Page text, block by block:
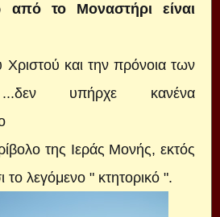
το Μοναστήρι είναι
Χριστού και την πρόνοια των
υπήρχε κανένα
της Ιεράς Μονής, εκτός
λεγόμενο " κτητορικό ".